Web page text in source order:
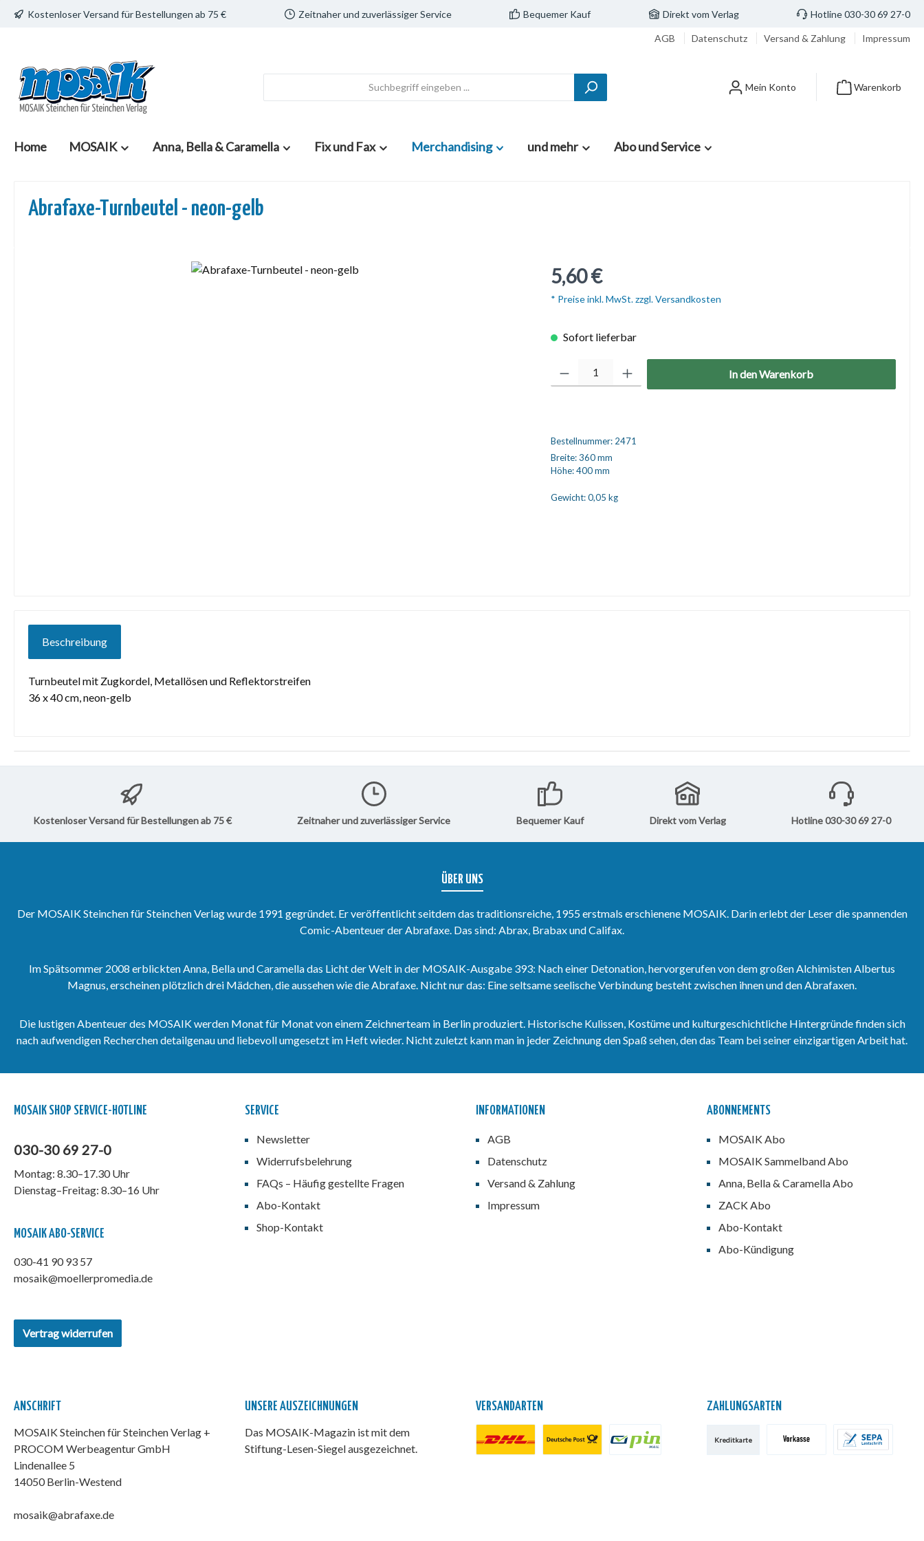
Hauptinhalt springen
Zur Suche springen
Zur Hauptnavigation springen
Kostenloser Versand für Bestellungen ab 75 € Zeitnaher und zuverlässiger Service Bequemer Kauf Direkt vom Verlag Hotline 030-30 69 27-0
AGB Datenschutz Versand & Zahlung Impressum
Mein Konto Warenkorb
Home MOSAIK Anna, Bella & Caramella Fix und Fax Merchandising und mehr Abo und Service
Abrafaxe-Turnbeutel - neon-gelb
5,60 €
* Preise inkl. MwSt. zzgl. Versandkosten
Sofort lieferbar
In den Warenkorb
Bestellnummer: 2471
Breite:360 mm
Höhe:400 mm
Gewicht:0,05 kg
Beschreibung
Turnbeutel mit Zugkordel, Metallösen und Reflektorstreifen
36 x 40 cm, neon-gelb
Kostenloser Versand für Bestellungen ab 75 € Zeitnaher und zuverlässiger Service Bequemer Kauf Direkt vom Verlag Hotline 030-30 69 27-0
ÜBER UNS
Der MOSAIK Steinchen für Steinchen Verlag wurde 1991 gegründet. Er veröffentlicht seitdem das traditionsreiche, 1955 erstmals erschienene MOSAIK. Darin erlebt der Leser die spannenden
Comic-Abenteuer der Abrafaxe. Das sind: Abrax, Brabax und Califax.
Im Spätsommer 2008 erblickten Anna, Bella und Caramella das Licht der Welt in der MOSAIK-Ausgabe 393: Nach einer Detonation, hervorgerufen von dem großen Alchimisten Albertus
Magnus, erscheinen plötzlich drei Mädchen, die aussehen wie die Abrafaxe. Nicht nur das: Eine seltsame seelische Verbindung besteht zwischen ihnen und den Abrafaxen.
Die lustigen Abenteuer des MOSAIK werden Monat für Monat von einem Zeichnerteam in Berlin produziert. Historische Kulissen, Kostüme und kulturgeschichtliche Hintergründe finden sich
nach aufwendigen Recherchen detailgenau und liebevoll umgesetzt im Heft wieder. Nicht zuletzt kann man in jeder Zeichnung den Spaß sehen, den das Team bei seiner einzigartigen Arbeit hat.
MOSAIK SHOP SERVICE-HOTLINE
030-30 69 27-0
Montag: 8.30–17.30 Uhr
Dienstag–Freitag: 8.30–16 Uhr
MOSAIK ABO-SERVICE
030-41 90 93 57
mosaik@moellerpromedia.de
Vertrag widerrufen
SERVICE
Newsletter
Widerrufsbelehrung
FAQs – Häufig gestellte Fragen
Abo-Kontakt
Shop-Kontakt
INFORMATIONEN
AGB
Datenschutz
Versand & Zahlung
Impressum
ABONNEMENTS
MOSAIK Abo
MOSAIK Sammelband Abo
Anna, Bella & Caramella Abo
ZACK Abo
Abo-Kontakt
Abo-Kündigung
ANSCHRIFT
MOSAIK Steinchen für Steinchen Verlag +
PROCOM Werbeagentur GmbH
Lindenallee 5
14050 Berlin-Westend
mosaik@abrafaxe.de
UNSERE AUSZEICHNUNGEN
Das MOSAIK-Magazin ist mit dem
Stiftung-Lesen-Siegel ausgezeichnet.
VERSANDARTEN ZAHLUNGSARTEN
Kreditkarte